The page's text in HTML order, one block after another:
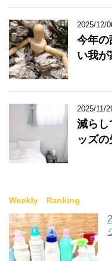
2025/12/
今年の
い我
2025/11/
減らし
ッズ
Weekly Ranking